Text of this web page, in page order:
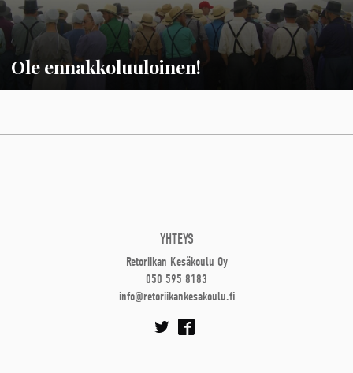
Ole ennakkoluuloinen!
YHTEYS
Retoriikan Kesäkoulu Oy
050 595 8183
info@retoriikankesakoulu.fi